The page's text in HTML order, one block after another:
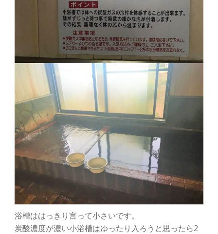
浴槽ははっきり言って小さいです。
炭酸濃度が濃い小浴槽はゆったり入ろうと思ったら2